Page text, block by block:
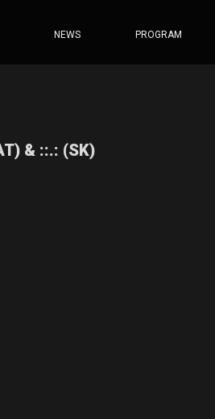
NEWS PROGRAM
& ::.: (SK)